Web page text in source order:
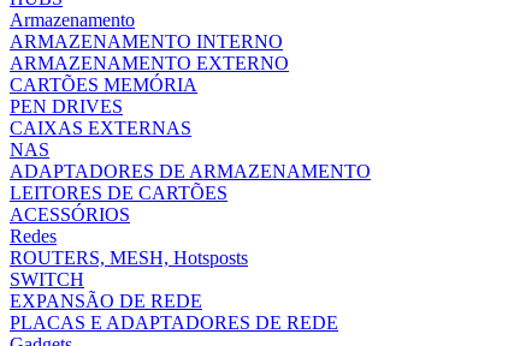
Armazenamento
ARMAZENAMENTO INTERNO
ARMAZENAMENTO EXTERNO
CARTÕES MEMÓRIA
PEN DRIVES
CAIXAS EXTERNAS
NAS
ADAPTADORES DE ARMAZENAMENTO
LEITORES DE CARTÕES
ACESSÓRIOS
Redes
ROUTERS, MESH, Hotsposts
SWITCH
EXPANSÃO DE REDE
PLACAS E ADAPTADORES DE REDE